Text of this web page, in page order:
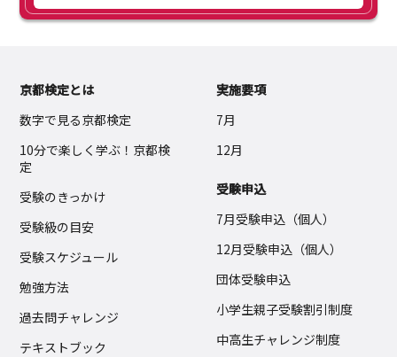
京都検定とは
数字で見る京都検定
10分で楽しく学ぶ！京都検
定
受験のきっかけ
受験級の目安
受験スケジュール
勉強方法
過去問チャレンジ
テキストブック
実施要項
7月
12月
受験申込
7月受験申込（個人）
12月受験申込（個人）
団体受験申込
小学生親子受験割引制度
中高生チャレンジ制度